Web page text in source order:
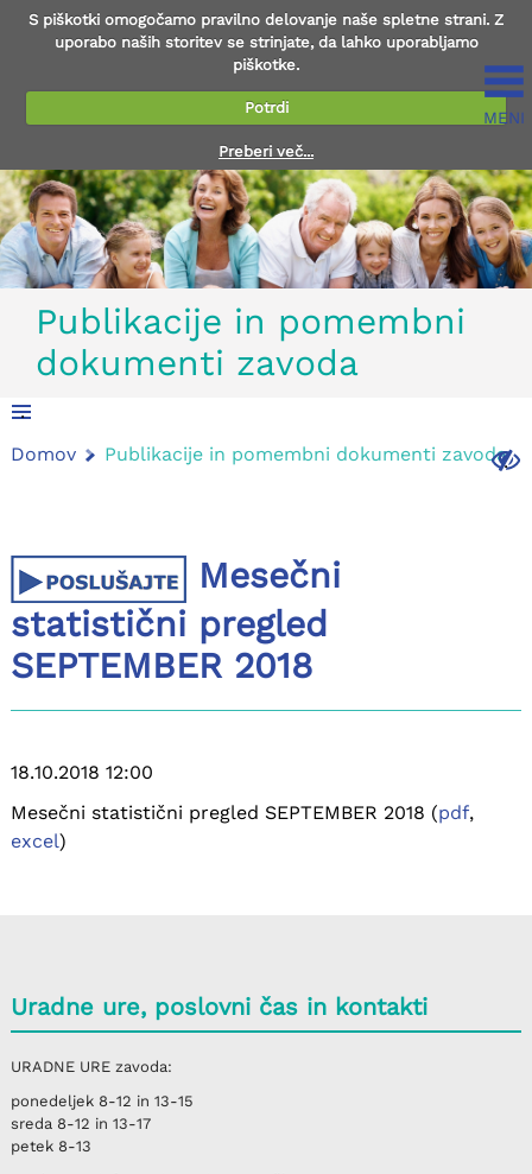
S piškotki omogočamo pravilno delovanje naše spletne strani. Z
uporabo naših storitev se strinjate, da lahko uporabljamo
piškotke.
Potrdi
Preberi več...
MENI
Publikacije in pomembni
dokumenti zavoda
.
.
Domov Publikacije in pomembni dokumenti zavoda
Mesečni
statistični pregled
SEPTEMBER 2018
18.10.2018 12:00
Mesečni statistični pregled SEPTEMBER 2018 (pdf,
excel)
Uradne ure, poslovni čas in kontakti
URADNE UREzavoda:
ponedeljek8-12 in 13-15
sreda 8-12 in 13-17
petek8-13